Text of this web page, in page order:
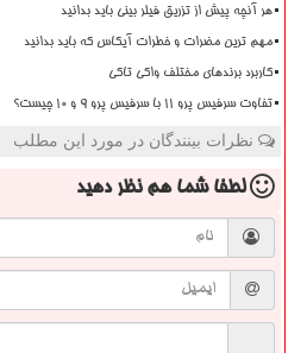
هر آنچه پیش از تزریق فیلر بینی باید بدانید
مهم ترین مضرات و خطرات آیکاس که باید بدانید
کاربرد برندهای مختلف واکی تاکی
تفاوت سرفیس پرو 11 با سرفیس پرو 9 و 10 چیست؟
نظرات بینندگان در مورد این مطلب
لطفا شما همنظر دهید